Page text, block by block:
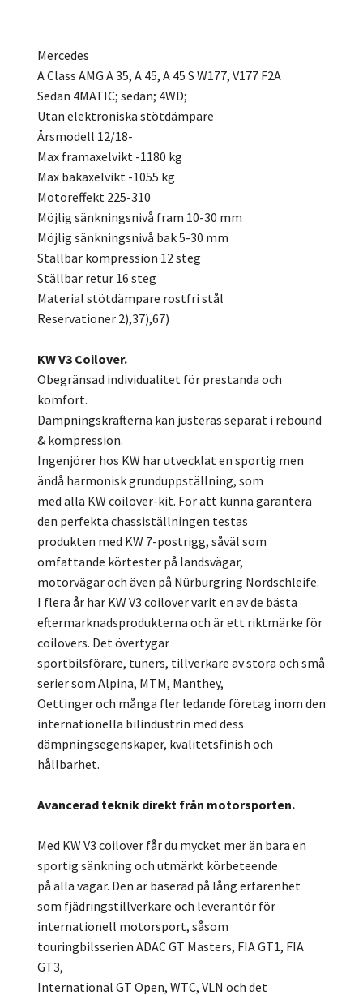
Mercedes
A Class AMG A 35, A 45, A 45 S W177, V177 F2A
Sedan 4MATIC; sedan; 4WD;
Utan elektroniska stötdämpare
Årsmodell 12/18-
Max framaxelvikt -1180 kg
Max bakaxelvikt -1055 kg
Motoreffekt 225-310
Möjlig sänkningsnivå fram 10-30 mm
Möjlig sänkningsnivå bak 5-30 mm
Ställbar kompression 12 steg
Ställbar retur 16 steg
Material stötdämpare rostfri stål
Reservationer 2),37),67)
KW V3 Coilover.
Obegränsad individualitet för prestanda och
komfort.
Dämpningskrafterna kan justeras separat i rebound
& kompression.
Ingenjörer hos KW har utvecklat en sportig men
ändå harmonisk grunduppställning, som
med alla KW coilover-kit. För att kunna garantera
den perfekta chassiställningen testas
produkten med KW 7-postrigg, såväl som
omfattande körtester på landsvägar,
motorvägar och även på Nürburgring Nordschleife.
I flera år har KW V3 coilover varit en av de bästa
eftermarknadsprodukterna och är ett riktmärke för
coilovers. Det övertygar
sportbilsförare, tuners, tillverkare av stora och små
serier som Alpina, MTM, Manthey,
Oettinger och många fler ledande företag inom den
internationella bilindustrin med dess
dämpningsegenskaper, kvalitetsfinish och
hållbarhet.
Avancerad teknik direkt från motorsporten.
Med KW V3 coilover får du mycket mer än bara en
sportig sänkning och utmärkt körbeteende
på alla vägar. Den är baserad på lång erfarenhet
som fjädringstillverkare och leverantör för
internationell motorsport, såsom
touringbilsserien ADAC GT Masters, FIA GT1, FIA
GT3,
International GT Open, WTC, VLN och det